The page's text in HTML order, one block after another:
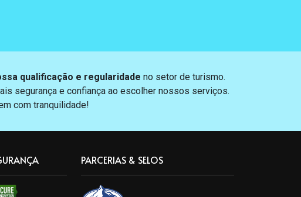
qualificação e regularidade no setor de turismo.
segurança e confiança ao escolher nossos serviços.
com tranquilidade!
PARCERIAS & SELOS